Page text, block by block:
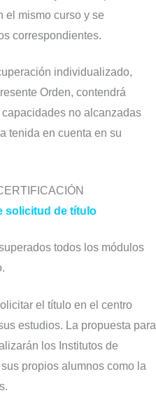
el mismo curso y se
correspondientes.
individualizado,
Orden, contendrá
no alcanzadas
tenida en cuenta en su
solicitud de título
todos los módulos
el título en el centro
estudios. La propuesta para
los Institutos de
propios alumnos como la